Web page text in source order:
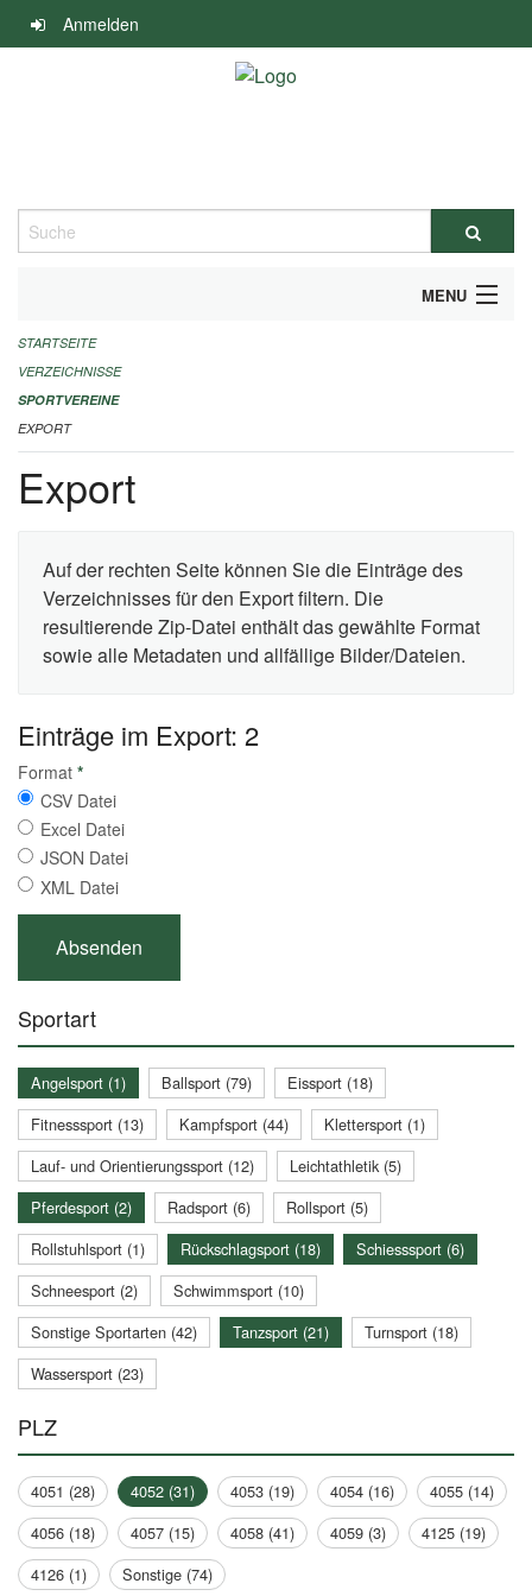
Navigation
überspringen
Anmelden
Suche
MENU
ALLGEMEINE INFORMATIONEN
FINANZIELLE UNTERSTÜTZUNG BENÖTIGT?
KONTAKT
STARTSEITE
VERZEICHNISSE
SPORTVEREINE
EXPORT
Export
Auf der rechten Seite können Sie die Einträge des
Verzeichnisses für den Export filtern. Die
resultierende Zip-Datei enthält das gewählte Format
sowie alle Metadaten und allfällige Bilder/Dateien.
Einträge im Export: 2
Format *
CSV Datei
Excel Datei
JSON Datei
XML Datei
Sportart
Angelsport (1) Ballsport (79)
Eissport (18)
Fitnesssport (13)
Kampfsport (44)
Klettersport (1)
Lauf- und Orientierungssport (12)
Leichtathletik (5)
Pferdesport (2)
Radsport (6)
Rollsport (5)
Rollstuhlsport (1)
Rückschlagsport (18)
Schiesssport (6)
Schneesport (2)
Schwimmsport (10)
Sonstige Sportarten (42)
Tanzsport (21)
Turnsport (18)
Wassersport (23)
PLZ
4051 (28) 4052 (31) 4053 (19) 4054 (16)
4055 (14)
4056 (18)
4057 (15) 4058 (41) 4059 (3)
4125 (19)
4126 (1)
Sonstige (74)